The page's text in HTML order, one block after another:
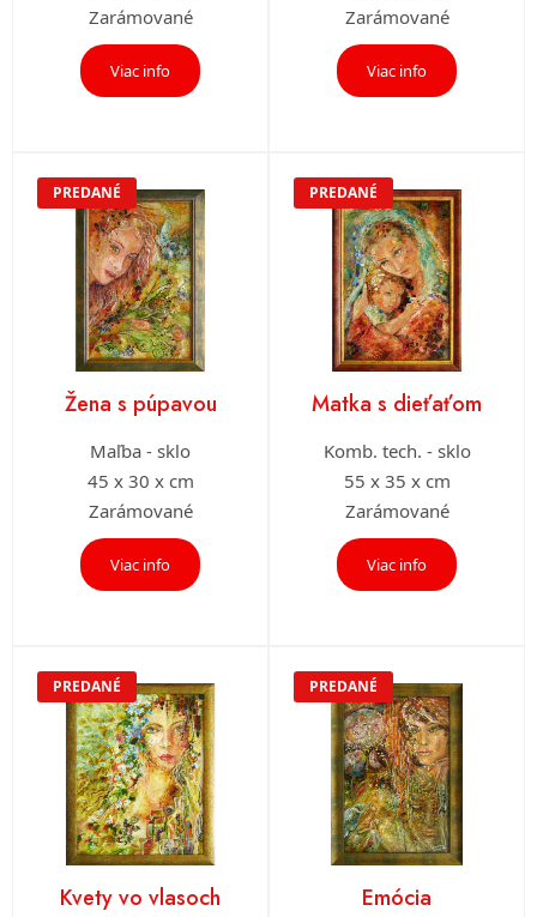
Zarámované
Viac info
Zarámované
Viac info
PREDANÉ
Žena s púpavou
Maľba - sklo
45 x 30 x cm
Zarámované
Viac info
PREDANÉ
Matka s dieťaťom
Komb. tech. - sklo
55 x 35 x cm
Zarámované
Viac info
PREDANÉ
Kvety vo vlasoch
PREDANÉ
Emócia